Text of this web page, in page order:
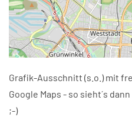
Grafik-Ausschnitt (s.o.) mit
Google Maps - so sieht´s
;-)